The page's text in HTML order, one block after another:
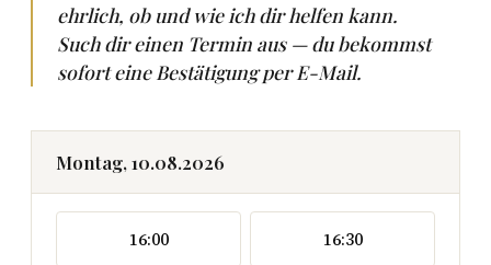
ehrlich, ob und wie ich dir helfen kann.
Such dir einen Termin aus — du bekommst
sofort eine Bestätigung per E-Mail.
Montag, 10.08.2026
16:00 16:30